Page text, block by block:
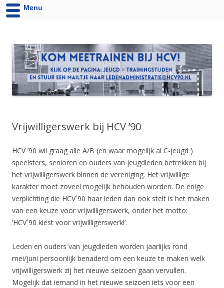
Vrijwilligerswerk bij HCV ’90
HCV ’90 wil graag alle A/B (en waar mogelijk al C-jeugd )
speelsters, senioren en ouders van jeugdleden betrekken bij
het vrijwilligerswerk binnen de vereniging. Het vrijwillige
karakter moet zoveel mogelijk behouden worden. De enige
verplichting die HCV`90 haar leden dan ook stelt is het maken
van een keuze voor vrijwilligerswerk, onder het motto:
‘HCV`90 kiest voor vrijwilligerswerk!’.
Leden en ouders van jeugdleden worden jaarlijks rond
mei/juni persoonlijk benaderd om een keuze te maken welk
vrijwilligerswerk zij het nieuwe seizoen gaan vervullen.
Mogelijk dat iemand in het nieuwe seizoen iets voor een
Menu